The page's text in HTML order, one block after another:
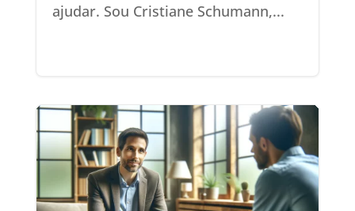
ajudar. Sou Cristiane Schumann,...